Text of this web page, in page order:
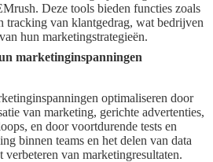
Deze tools bieden functies zoals
tracking van klantgedrag, wat bedrijven
hun marketingstrategieën.
marketinginspanningen
optimaliseren door
van marketing, gerichte advertenties,
en door voortdurende tests en
binnen teams en het delen van data
van marketingresultaten.